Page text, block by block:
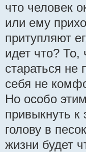
что человек
или ему
притупляют
идет что? То,
стараться не
себя не
Но особо
привыкнуть к
голову в
жизни будет